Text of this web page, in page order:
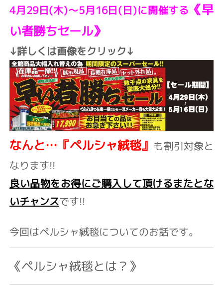
4月29日(木)～5月16日(日)に開催する 《早
い者勝ちセール》
↓詳しくは画像をクリック↓
なんと…『ペルシャ絨毯』 も割引対象と
なります!!
良い品物をお得にご購入して頂けるまたとな
いチャンスです!!
今回はペルシャ絨毯についてのお話です。
《ペルシャ絨毯とは？》